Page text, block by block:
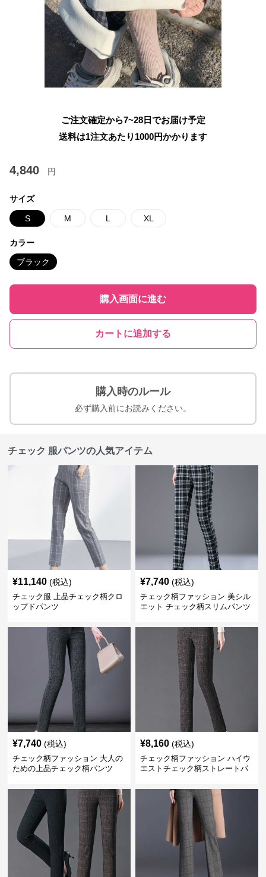
ご注文確定から7~28日でお届け予定
送料は1注文あたり 1000円かかります
4,840 円
サイズ
S M L XL
カラー
ブラック
購入画面に進む
カートに追加する
購入時のルール
必ず購入前にお読みください。
チェック 服パンツの人気アイテム
¥11,140 (税込)
チェック服 上品チェック柄クロ
ップドパンツ
¥7,740 (税込)
チェック柄ファッション 美シル
エット チェック柄スリムパンツ
¥7,740 (税込)
チェック柄ファッション 大人の
ための上品チェック柄パンツ
¥8,160 (税込)
チェック柄ファッション ハイウ
エストチェック柄ストレートパ